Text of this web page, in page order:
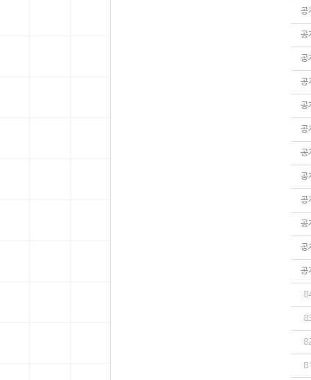
공
공
공
공
공
공
공
공
공
공
공
공